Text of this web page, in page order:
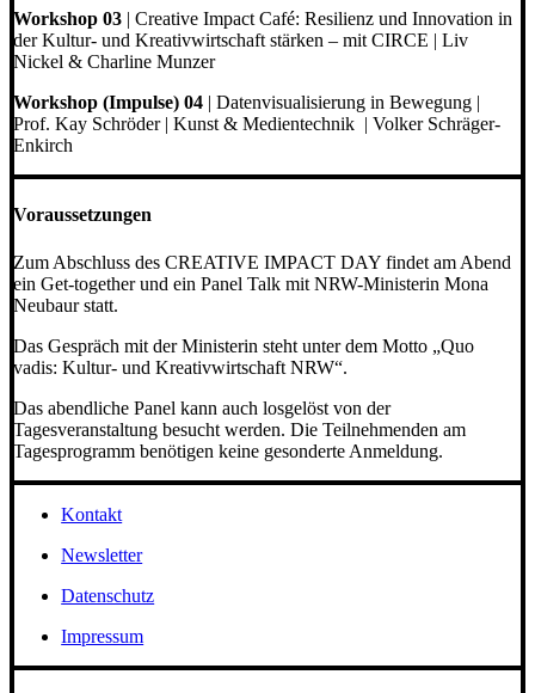
Workshop 03 | Creative Impact Café: Resilienz und Innovation in
der Kultur- und Kreativwirtschaft stärken – mit CIRCE | Liv
Nickel & Charline Munzer
Workshop (Impulse) 04 | Datenvisualisierung in Bewegung |
Prof. Kay Schröder | Kunst & Medientechnik | Volker Schräger-
Enkirch
Voraussetzungen
Zum Abschluss des CREATIVE IMPACT DAY findet am Abend
ein Get-together und ein Panel Talk mit NRW-Ministerin Mona
Neubaur statt.
Das Gespräch mit der Ministerin steht unter dem Motto „Quo
vadis: Kultur- und Kreativwirtschaft NRW“.
Das abendliche Panel kann auch losgelöst von der
Tagesveranstaltung besucht werden. Die Teilnehmenden am
Tagesprogramm benötigen keine gesonderte Anmeldung.
Kontakt
Newsletter
Datenschutz
Impressum